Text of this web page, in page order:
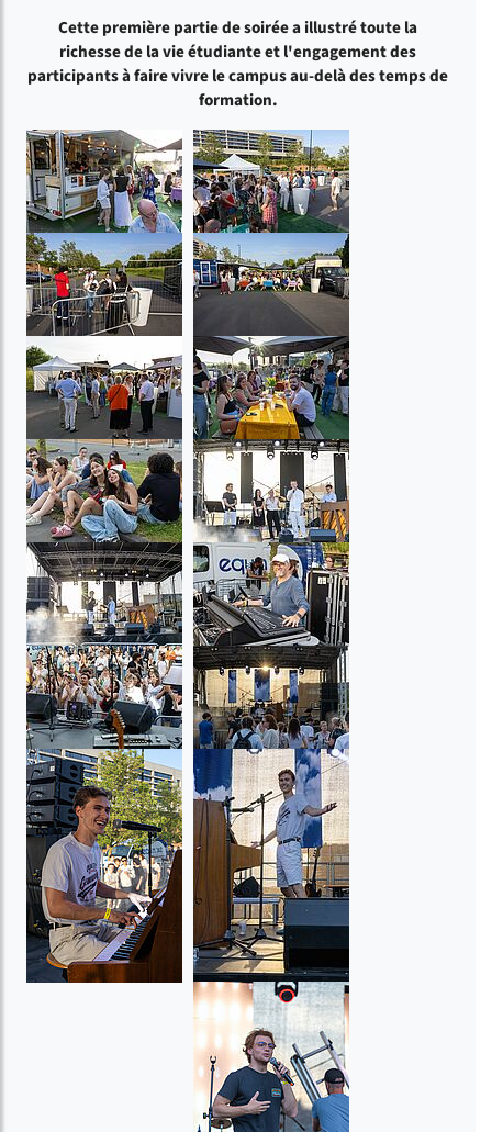
Cette première partie de soirée a illustré toute la
richesse de la vie étudiante et l'engagement des
participants à faire vivre le campus au-delà des temps de
formation.